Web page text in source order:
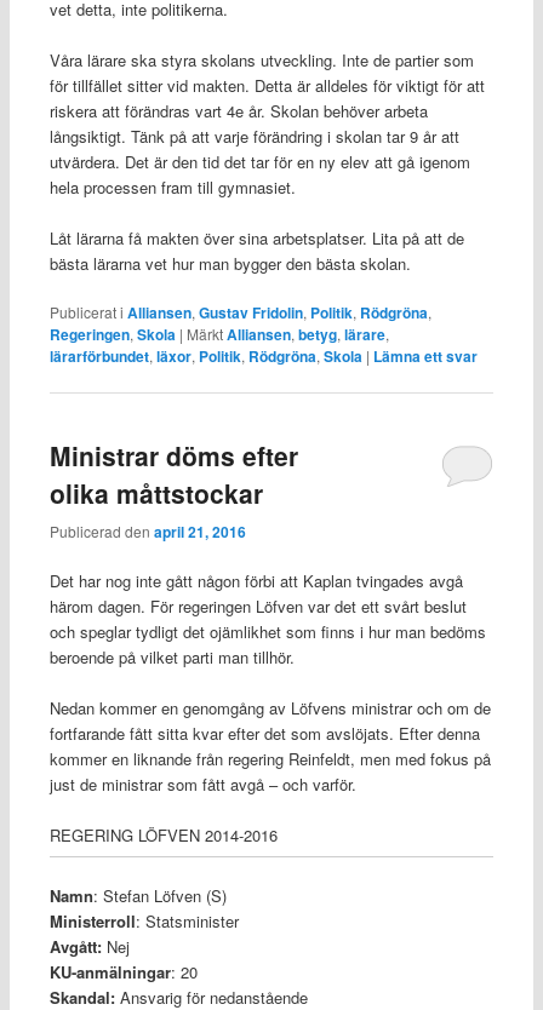
vet detta, inte politikerna.
Våra lärare ska styra skolans utveckling. Inte de partier som
för tillfället sitter vid makten. Detta är alldeles för viktigt för att
riskera att förändras vart 4e år. Skolan behöver arbeta
långsiktigt. Tänk på att varje förändring i skolan tar 9 år att
utvärdera. Det är den tid det tar för en ny elev att gå igenom
hela processen fram till gymnasiet.
Låt lärarna få makten över sina arbetsplatser. Lita på att de
bästa lärarna vet hur man bygger den bästa skolan.
Publicerat i Alliansen, Gustav Fridolin, Politik, Rödgröna,
Regeringen, Skola | MärktAlliansen, betyg, lärare,
lärarförbundet, läxor, Politik, Rödgröna, Skola | Lämna ett svar
Ministrar döms efter
olika måttstockar
Publicerad den april 21, 2016
Det har nog inte gått någon förbi att Kaplan tvingades avgå
härom dagen. För regeringen Löfven var det ett svårt beslut
och speglar tydligt det ojämlikhet som finns i hur man bedöms
beroende på vilket parti man tillhör.
Nedan kommer en genomgång av Löfvens ministrar och om de
fortfarande fått sitta kvar efter det som avslöjats. Efter denna
kommer en liknande från regering Reinfeldt, men med fokus på
just de ministrar som fått avgå – och varför.
REGERING LÖFVEN 2014-2016
Namn: Stefan Löfven (S)
Ministerroll: Statsminister
Avgått:Nej
KU-anmälningar: 20
Skandal:Ansvarig för nedanstående